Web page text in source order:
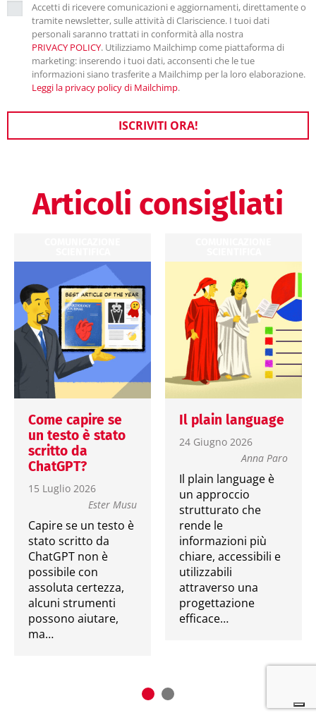
Accetti di ricevere comunicazioni e aggiornamenti, direttamente o
tramite newsletter, sulle attività di Clariscience. I tuoi dati
personali saranno trattati in conformità alla nostra
PRIVACY POLICY. Utilizziamo Mailchimp come piattaforma di
marketing: inserendo i tuoi dati, acconsenti che le tue
informazioni siano trasferite a Mailchimp per la loro elaborazione.
Leggi la privacy policy di Mailchimp.
ISCRIVITI ORA!
Articoli consigliati
Come capire se
un testo è stato
scritto da
ChatGPT?
15 Luglio 2026
Ester Musu
Capire se un testo è
stato scritto da
ChatGPT non è
possibile con
assoluta certezza,
alcuni strumenti
possono aiutare,
ma…
Il plain language
24 Giugno 2026
Anna Paro
Il plain language è
un approccio
strutturato che
rende le
informazioni più
chiare, accessibili e
utilizzabili
attraverso una
progettazione
efficace…